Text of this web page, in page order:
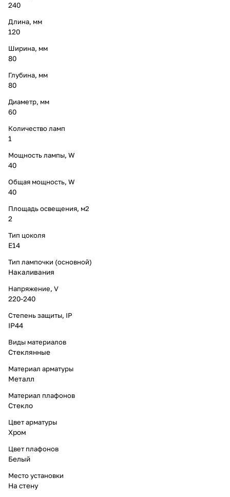
240
Длина, мм
120
Ширина, мм
80
Глубина, мм
80
Диаметр, мм
60
Количество ламп
1
Мощность лампы, W
40
Общая мощность, W
40
Площадь освещения, м2
2
Тип цоколя
E14
Тип лампочки (основной)
Накаливания
Напряжение, V
220-240
Степень защиты, IP
IP44
Виды материалов
Стеклянные
Материал арматуры
Металл
Материал плафонов
Стекло
Цвет арматуры
Хром
Цвет плафонов
Белый
Место установки
На стену